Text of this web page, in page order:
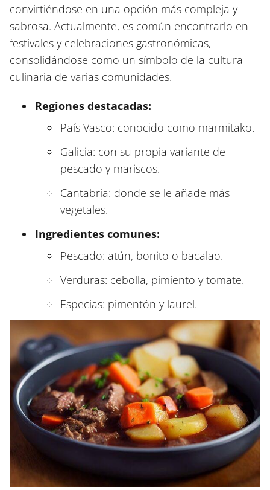
convirtiéndose en una opción más compleja y
sabrosa. Actualmente, es común encontrarlo en
festivales y celebraciones gastronómicas,
consolidándose como un símbolo de la cultura
culinaria de varias comunidades.
Regiones destacadas:
País Vasco: conocido como marmitako.
Galicia: con su propia variante de
pescado y mariscos.
Cantabria: donde se le añade más
vegetales.
Ingredientes comunes:
Pescado: atún, bonito o bacalao.
Verduras: cebolla, pimiento y tomate.
Especias: pimentón y laurel.